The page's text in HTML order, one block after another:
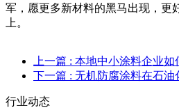
军，愿更多新材料的黑马出现，更
上。
上一篇 : 本地中小涂料企业如
下一篇 : 无机防腐涂料在石
行业动态